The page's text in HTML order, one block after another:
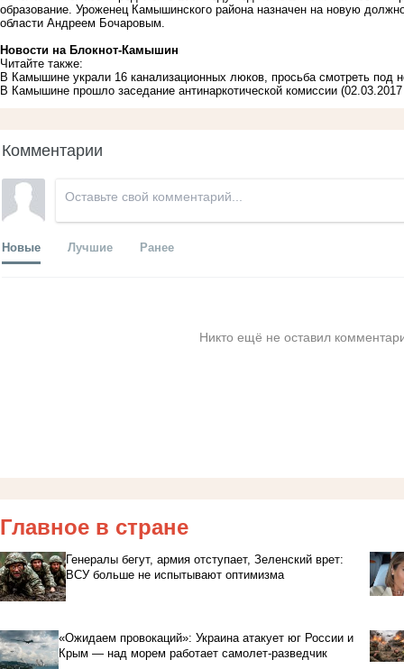
образование. Уроженец Камышинского района назначен на новую
области Андреем Бочаровым.
Новости на Блoкнoт-Камышин
Читайте также:
В Камышине украли 16 канализационных люков, просьба смотреть под
В Камышине прошло заседание антинаркотической комиссии
Комментарии
Новые Лучшие Ранее
Никто ещё не оставил
Главное в стране
Генералы бегут, армия отступает, Зеленский врет:
ВСУ больше не испытывают оптимизма
«Ожидаем провокаций»: Украина атакует юг России и
Крым — над морем работает самолет-разведчик